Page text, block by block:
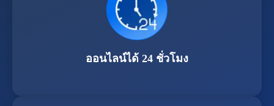
ออนไลน์ได้ 24 ชั่วโมง